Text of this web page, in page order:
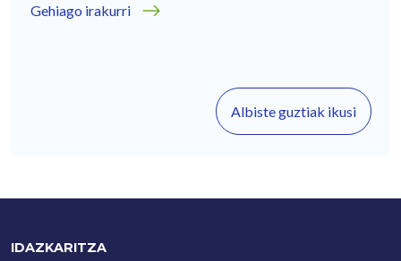
Gehiago irakurri
Albiste guztiak ikusi
IDAZKARITZA